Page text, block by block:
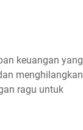
keuangan yang
menghilangkan
ragu untuk